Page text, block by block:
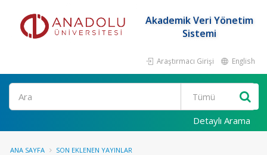
Akademik Veri Yönetim
Sistemi
Araştırmacı Girişi English
Ara
Detaylı Arama
ANA SAYFA SON EKLENEN YAYINLAR